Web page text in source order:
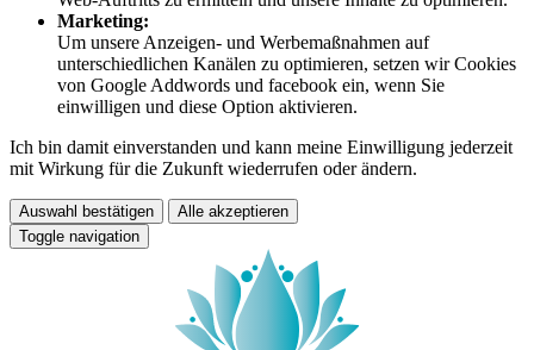
Marketing:
Um unsere Anzeigen- und Werbemaßnahmen auf
unterschiedlichen Kanälen zu optimieren, setzen wir Cookies
von Google Addwords und facebook ein, wenn Sie
einwilligen und diese Option aktivieren.
Ich bin damit einverstanden und kann meine Einwilligung jederzeit
mit Wirkung für die Zukunft wiederrufen oder ändern.
Auswahl bestätigen
Alle akzeptieren
Toggle navigation